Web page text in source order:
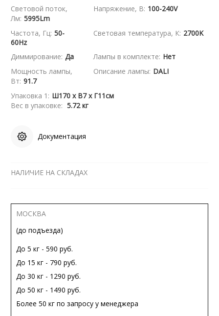
Световой поток,
Лм: 5995Lm
Напряжение, В: 100-240V
Частота, Гц: 50-
60Hz
Световая температура, К: 2700K
Диммирование: Да Лампы в комплекте: Нет
Мощность лампы,
Вт: 91.7
Описание лампы: DALI
Упаковка 1: Ш170 x В7 x Г11см
Вес в упаковке: 5.72 кг
Документация
НАЛИЧИЕ НА СКЛАДАХ
МОСКВА
(до подъезда)
До 5 кг - 590 руб.
До 15 кг - 790 руб.
До 30 кг - 1290 руб.
До 50 кг - 1490 руб.
Более 50 кг по запросу у менеджера